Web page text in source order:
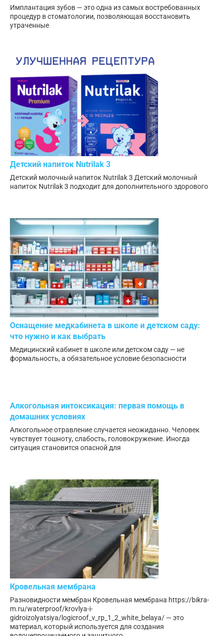
Имплантация зубов — это одна из самых востребованных
процедур в стоматологии, позволяющая восстановить
утраченные
Детский напиток Nutrilak 3
Детский молочный напиток Nutrilak 3 Детский молочный
напиток Nutrilak 3 подходит для дополнительного здорового
Оснащение медкабинета в школе и детском саду:
что нужно и как выбрать
Медицинский кабинет в школе или детском саду — не
формальность, а обязательное условие безопасности
Алкогольная интоксикация: первая помощь в
домашних условиях
Алкогольное отравление случается неожиданно. Человек
чувствует тошноту, слабость, головокружение. Иногда
ситуация становится опасной для
Кровельная мембрана
Разновидности мембран Кровельная мембрана https://bikra-
m.ru/waterproof/krovlya-i-
gidroizolyatsiya/logicroof_v_rp_1_2_white_belaya/ — это
материал, который используется для создания